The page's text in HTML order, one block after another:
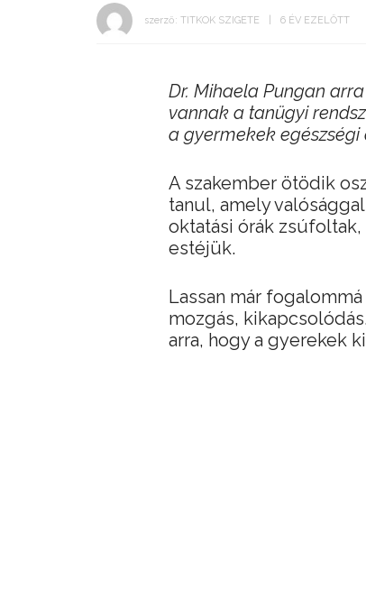
szerző: TITKOK SZIGETE 6 ÉV EZELŐTT
Dr. Mihaela Pungan
vannak a tanügyi
a gyermekek egészségi
A szakember ötödik
tanul, amely
oktatási órák
estéjük.
Lassan már
mozgás,
arra, hogy a gyerekek